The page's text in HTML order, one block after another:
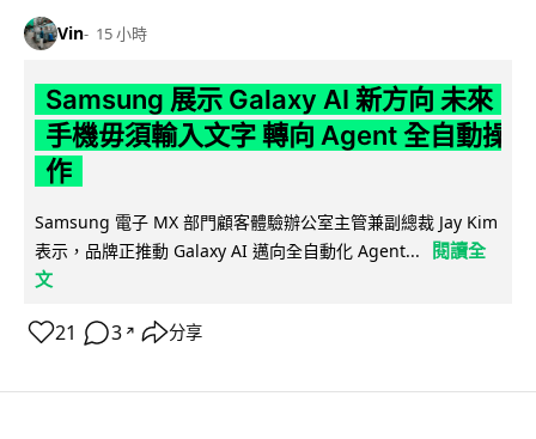
Vin 15 小時
Samsung 展示 Galaxy AI 新方向 未來
手機毋須輸入文字 轉向 Agent 全自動操
作
Samsung 電子 MX 部門顧客體驗辦公室主管兼副總裁 Jay Kim
表示，品牌正推動 Galaxy AI 邁向全自動化 Agent...
閱讀全
文
21 3 ↗ 分享